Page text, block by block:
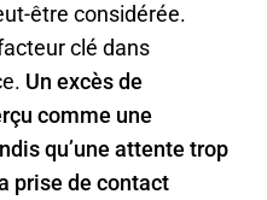
être considérée.
clé dans
Un excès de
comme une
qu’une attente trop
prise de contact